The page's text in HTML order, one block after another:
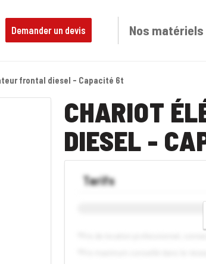
Demander un devis Nos matériels
frontal diesel - Capacité 6t
CHARIOT
DIESEL -
Tarifs